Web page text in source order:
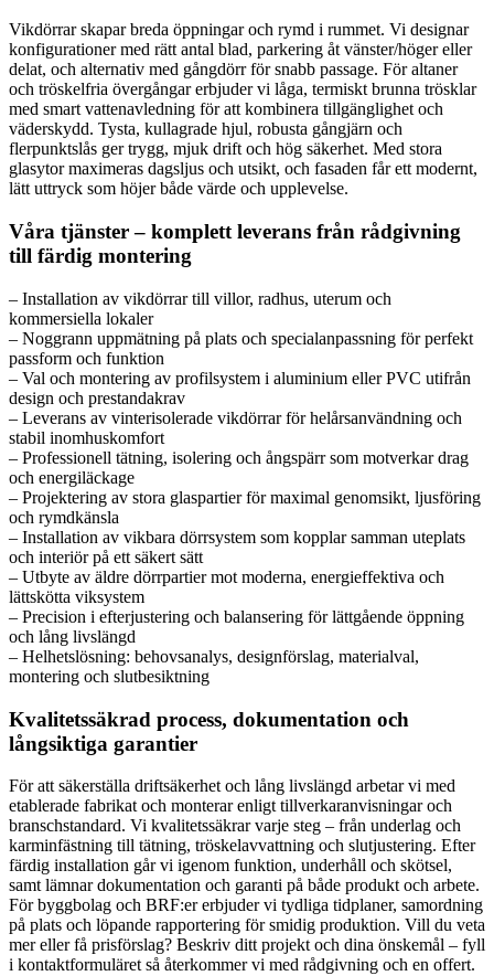
Vikdörrar skapar breda öppningar och rymd i rummet. Vi designar
konfigurationer med rätt antal blad, parkering åt vänster/höger eller
delat, och alternativ med gångdörr för snabb passage. För altaner
och tröskelfria övergångar erbjuder vi låga, termiskt brunna trösklar
med smart vattenavledning för att kombinera tillgänglighet och
väderskydd. Tysta, kullagrade hjul, robusta gångjärn och
flerpunktslås ger trygg, mjuk drift och hög säkerhet. Med stora
glasytor maximeras dagsljus och utsikt, och fasaden får ett modernt,
lätt uttryck som höjer både värde och upplevelse.
Våra tjänster – komplett leverans från rådgivning
till färdig montering
– Installation av vikdörrar till villor, radhus, uterum och
kommersiella lokaler
– Noggrann uppmätning på plats och specialanpassning för perfekt
passform och funktion
– Val och montering av profilsystem i aluminium eller PVC utifrån
design och prestandakrav
– Leverans av vinterisolerade vikdörrar för helårsanvändning och
stabil inomhuskomfort
– Professionell tätning, isolering och ångspärr som motverkar drag
och energiläckage
– Projektering av stora glaspartier för maximal genomsikt, ljusföring
och rymdkänsla
– Installation av vikbara dörrsystem som kopplar samman uteplats
och interiör på ett säkert sätt
– Utbyte av äldre dörrpartier mot moderna, energieffektiva och
lättskötta viksystem
– Precision i efterjustering och balansering för lättgående öppning
och lång livslängd
– Helhetslösning: behovsanalys, designförslag, materialval,
montering och slutbesiktning
Kvalitetssäkrad process, dokumentation och
långsiktiga garantier
För att säkerställa driftsäkerhet och lång livslängd arbetar vi med
etablerade fabrikat och monterar enligt tillverkaranvisningar och
branschstandard. Vi kvalitetssäkrar varje steg – från underlag och
karminfästning till tätning, tröskelavvattning och slutjustering. Efter
färdig installation går vi igenom funktion, underhåll och skötsel,
samt lämnar dokumentation och garanti på både produkt och arbete.
För byggbolag och BRF:er erbjuder vi tydliga tidplaner, samordning
på plats och löpande rapportering för smidig produktion. Vill du veta
mer eller få prisförslag? Beskriv ditt projekt och dina önskemål – fyll
i kontaktformuläret så återkommer vi med rådgivning och en offert.